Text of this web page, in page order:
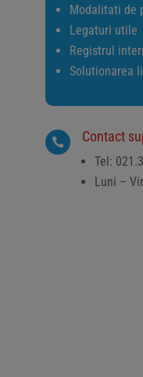
Modalitati de
Legaturi utile
Registrul
Solutionarea
 Contact
Tel:
Luni –